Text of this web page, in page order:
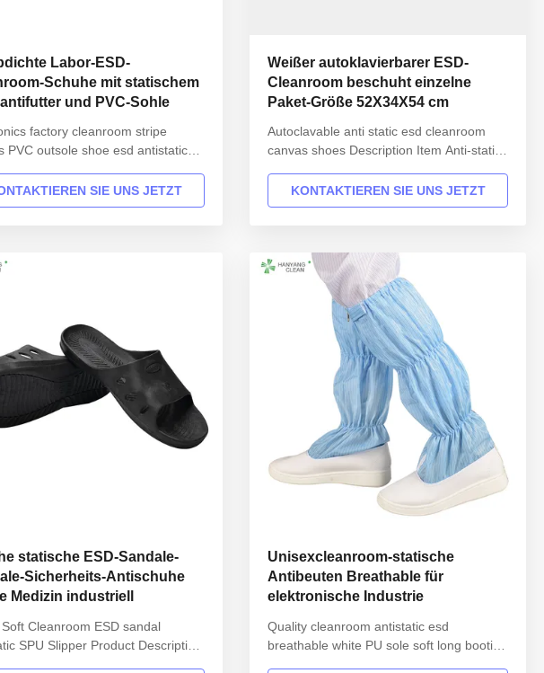
Labor-ESD-
Schuhe mit statischem
und PVC-Sohle
factory cleanroom stripe
PVC outsole shoe esd antistatic
Clean’s workwear are made of
materials,which comply with
areas and ...
SIE UNS JETZT
Weißer autoklavierbarer ESD-
Cleanroom beschuht einzelne
Paket-Größe 52X34X54 cm
Autoclavable anti static esd cleanroom
canvas shoes Description Item Anti-static
canvas or leather Material of sole ESD
PVC Gender Unisex Style Anti-static 4
Surface resistance 10E7-10E11 Ohm ...
KONTAKTIEREN SIE UNS JETZT
statische ESD-Sandale-
Sicherheits-Antischuhe
Medizin industriell
Cleanroom ESD sandal
SPU Slipper Product Description
Unisexcleanroom-statische
Antibeuten Breathable für
elektronische Industrie
Quality cleanroom antistatic esd
breathable white PU sole soft long booties